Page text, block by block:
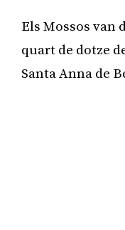
Els Mossos van
quart de dotze
Santa Anna de